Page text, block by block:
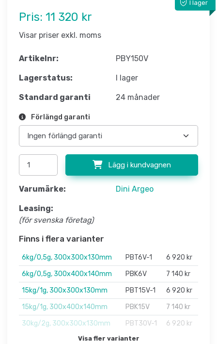
I lager
Pris: 11 320 kr
Visar priser exkl. moms
Artikelnr: PBY150V
Lagerstatus: I lager
Standard garanti 24 månader
Förlängd garanti
Lägg i kundvagnen
Varumärke: Dini Argeo
Leasing:
(för svenska företag)
Finns i flera varianter
6kg/0,5g, 300x300x130mm PBT6V-1
6 920 kr
6kg/0,5g, 300x400x140mm
PBK6V
7 140 kr
15kg/1g, 300x300x130mm
PBT15V-1
6 920 kr
15kg/1g, 300x400x140mm
PBK15V
7 140 kr
30kg/2g, 300x300x130mm
PBT30V-1 6 920 kr
Visa fler varianter